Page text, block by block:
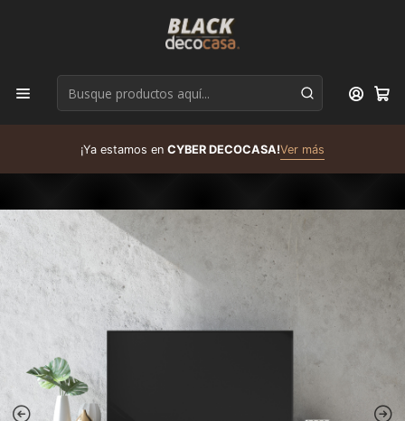
¡Ya estamos en CYBER DECOCASA!Ver más